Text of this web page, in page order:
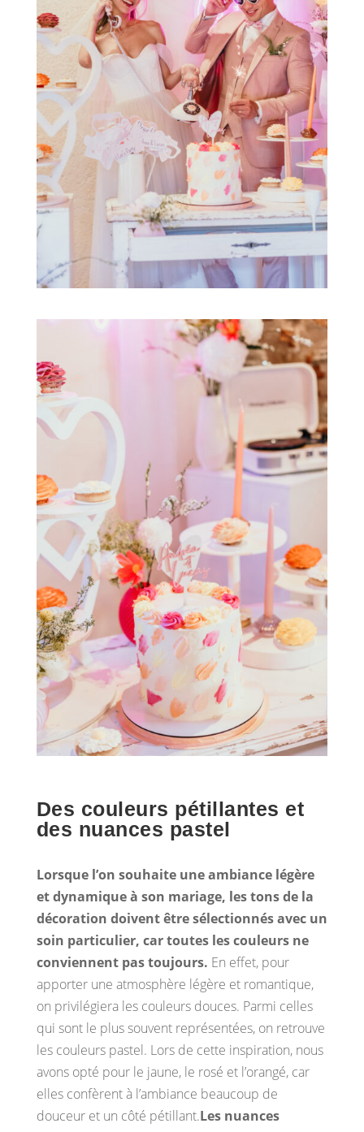
Des couleurs pétillantes et
des nuances pastel
Lorsque l’on souhaite une ambiance légère
et dynamique à son mariage, les tons de la
décoration doivent être sélectionnés avec un
soin particulier, car toutes les couleurs ne
conviennent pas toujours. En effet, pour
apporter une atmosphère légère et romantique,
on privilégiera les couleurs douces. Parmi celles
qui sont le plus souvent représentées, on retrouve
les couleurs pastel. Lors de cette inspiration, nous
avons opté pour le jaune, le rosé et l’orangé, car
elles confèrent à l’ambiance beaucoup de
douceur et un côté pétillant.Les nuances